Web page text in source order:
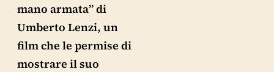
mano armata” di
Umberto Lenzi, un
film che le permise di
mostrare il suo